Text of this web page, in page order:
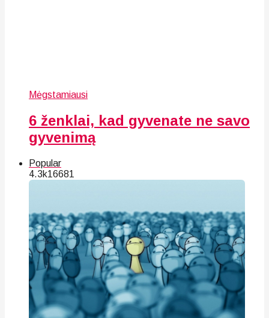
Mėgstamiausi
6 ženklai, kad gyvenate ne savo
gyvenimą
Popular
4.3k16681